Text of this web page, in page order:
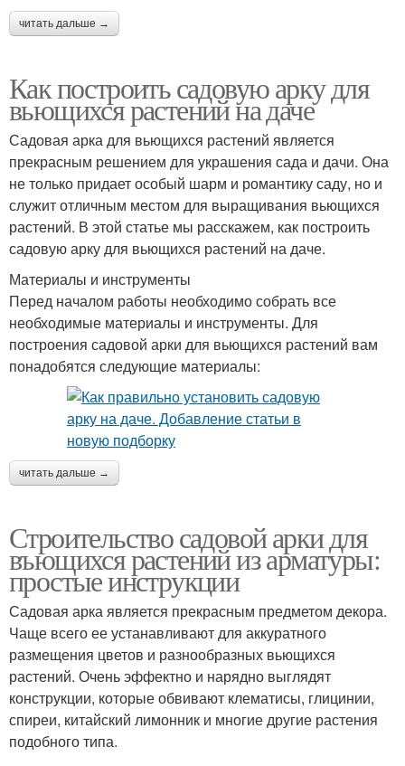
читать дальше →
Как построить садовую арку для
вьющихся растений на даче
Садовая арка для вьющихся растений является
прекрасным решением для украшения сада и дачи. Она
не только придает особый шарм и романтику саду, но и
служит отличным местом для выращивания вьющихся
растений. В этой статье мы расскажем, как построить
садовую арку для вьющихся растений на даче.
Материалы и инструменты
Перед началом работы необходимо собрать все
необходимые материалы и инструменты. Для
построения садовой арки для вьющихся растений вам
понадобятся следующие материалы:
читать дальше →
Строительство садовой арки для
въющихся растений из арматуры:
простые инструкции
Садовая арка является прекрасным предметом декора.
Чаще всего ее устанавливают для аккуратного
размещения цветов и разнообразных вьющихся
растений. Очень эффектно и нарядно выглядят
конструкции, которые обвивают клематисы, глицинии,
спиреи, китайский лимонник и многие другие растения
подобного типа.